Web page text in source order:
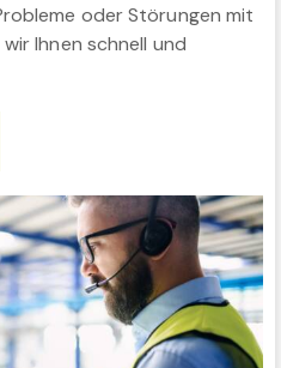
oder Störungen mit
Ihnen schnell und